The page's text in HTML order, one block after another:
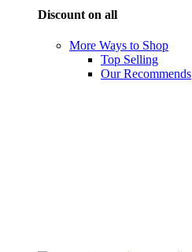
Discount on all
More Ways to Shop
Top Selling
Our Recommends